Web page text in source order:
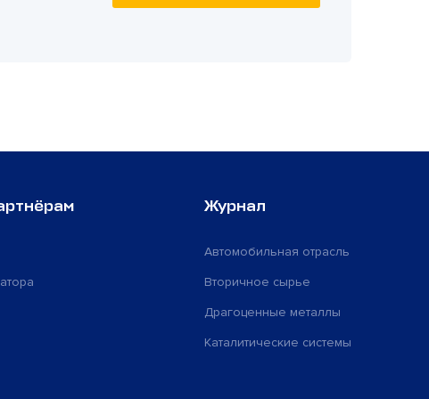
Журнал
Автомобильная отрасль
Вторичное сырье
Драгоценные металлы
Каталитические системы